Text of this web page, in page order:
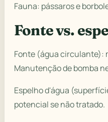
Fauna: pássaros e
Fonte vs.
Fonte (água circulante):
Manutenção de bomba
Espelho d'água
potencial se não tratado.